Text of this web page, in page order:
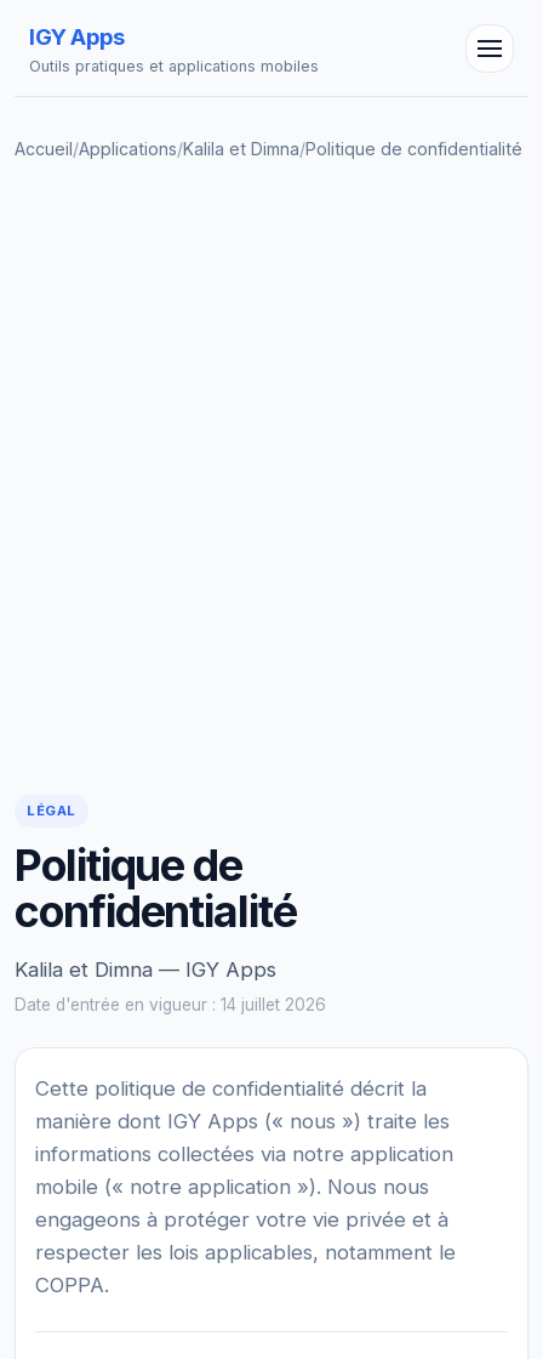
IGY Apps
Outils pratiques et applications mobiles
Accueil/Applications/Kalila et Dimna/Politique de confidentialité
LÉGAL
Politique de
confidentialité
Kalila et Dimna — IGY Apps
Date d'entrée en vigueur : 14 juillet 2026
Cette politique de confidentialité décrit la
manière dont IGY Apps (« nous ») traite les
informations collectées via notre application
mobile (« notre application »). Nous nous
engageons à protéger votre vie privée et à
respecter les lois applicables, notamment le
COPPA.